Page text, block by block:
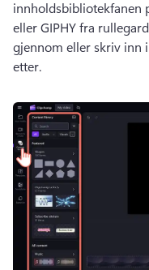
innholdsbibliotekfanen
eller GIPHY fra
gjennom eller skriv inn
etter.